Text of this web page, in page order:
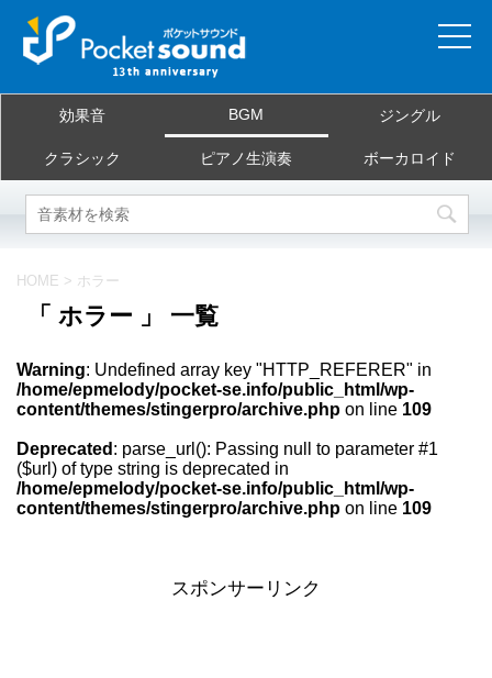
当サイトについて
ご利用規約
よくある質問
お問合せ
効果音 BGM ジングル
クラシック ピアノ生演奏 ボーカロイド
HOME > ホラー
「 ホラー 」 一覧
Warning: Undefined array key "HTTP_REFERER" in
/home/epmelody/pocket-se.info/public_html/wp-
content/themes/stingerpro/archive.php on line 109
Deprecated : parse_url(): Passing null to parameter #1
($url) of type string is deprecated in
/home/epmelody/pocket-se.info/public_html/wp-
content/themes/stingerpro/archive.php on line 109
スポンサーリンク